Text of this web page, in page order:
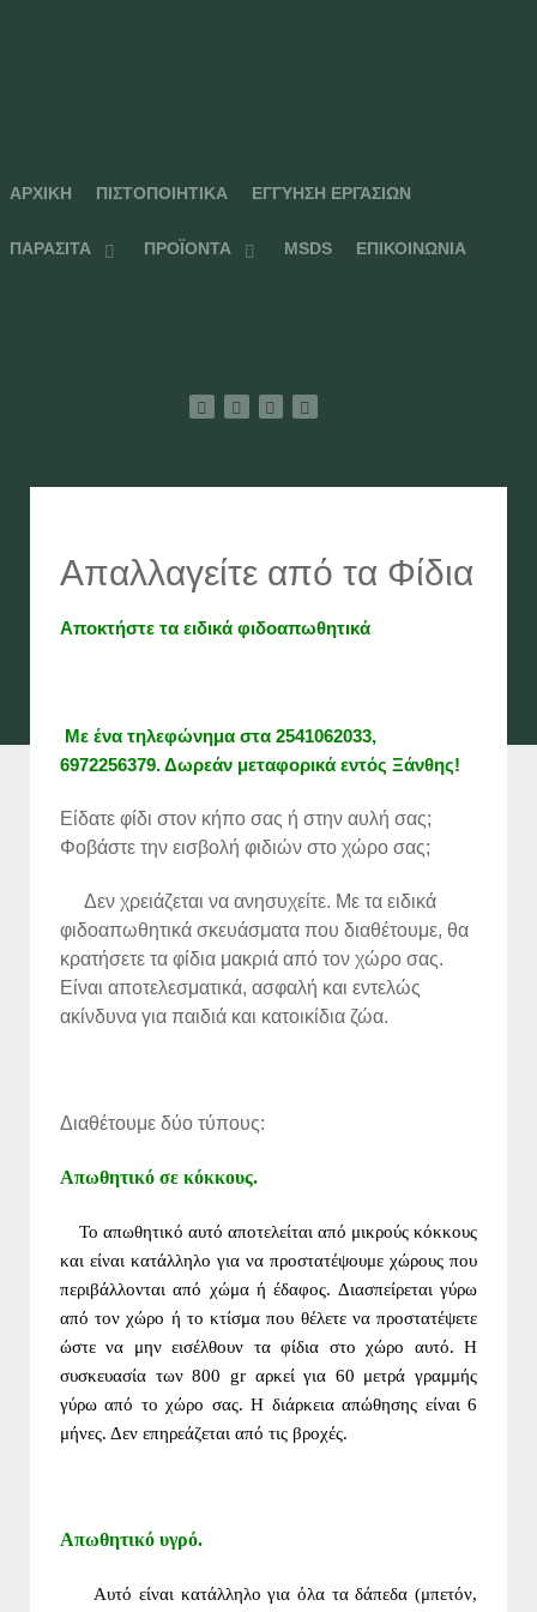
ΑΡΧΙΚΉ ΠΙΣΤΟΠΟΙΗΤΙΚΆ ΕΓΓΎΗΣΗ ΕΡΓΑΣΙΏΝ
ΠΑΡΆΣΙΤΑ ΠΡΟΪΌΝΤΑ MSDS ΕΠΙΚΟΙΝΩΝΊΑ
Απαλλαγείτε από τα Φίδια
Αποκτήστε τα ειδικά φιδοαπωθητικά
Mε ένα τηλεφώνημα στα 2541062033,
6972256379. Δωρεάν μεταφορικά εντός Ξάνθης!
Είδατε φίδι στον κήπο σας ή στην αυλή σας;
Φοβάστε την εισβολή φιδιών στο χώρο σας;
Δεν χρειάζεται να ανησυχείτε. Με τα ειδικά
φιδοαπωθητικά σκευάσματα που διαθέτουμε, θα
κρατήσετε τα φίδια μακριά από τον χώρο σας.
Είναι αποτελεσματικά, ασφαλή και εντελώς
ακίνδυνα για παιδιά και κατοικίδια ζώα.
Διαθέτουμε δύο τύπους:
Απωθητικό σε κόκκους.
Το απωθητικό αυτό αποτελείται από μικρούς κόκκους
και είναι κατάλληλο για να προστατέψουμε χώρους που
περιβάλλονται από χώμα ή έδαφος. Διασπείρεται γύρω
από τον χώρο ή το κτίσμα που θέλετε να προστατέψετε
ώστε να μην εισέλθουν τα φίδια στο χώρο αυτό. Η
συσκευασία των 800 gr αρκεί για 60 μετρά γραμμής
γύρω από το χώρο σας. Η διάρκεια απώθησης είναι 6
μήνες. Δεν επηρεάζεται από τις βροχές.
Απωθητικό υγρό.
Αυτό είναι κατάλληλο για όλα τα δάπεδα (μπετόν,